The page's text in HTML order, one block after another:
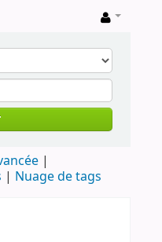
Nuage de tags